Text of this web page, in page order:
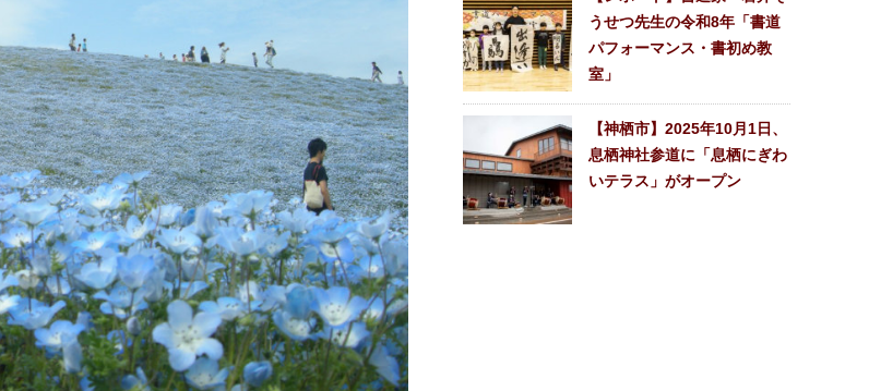
うせつ先生の令和8年「書道
パフォーマンス・書初め教
室」
【神栖市】2025年10月1日、
息栖神社参道に「息栖にぎわ
いテラス」がオープン